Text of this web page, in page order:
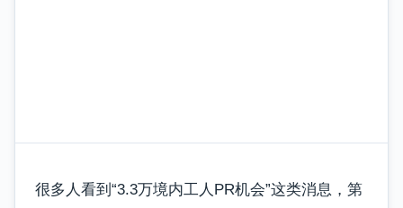
很多人看到“3.3万境内工人PR机会”这类消息，第